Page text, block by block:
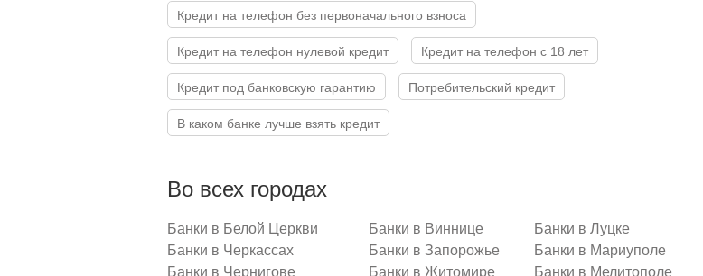
Кредит на телефон без первоначального взноса
Кредит на телефон нулевой кредит Кредит на телефон с 18 лет
Кредит под банковскую гарантию Потребительский кредит
В каком банке лучше взять кредит
Во всех городах
Банки в Белой Церкви
Банки в Черкассах
Банки в Чернигове
Банки в Виннице
Банки в Запорожье
Банки в Житомире
Банки в Луцке
Банки в Мариуполе
Банки в Мелитополе